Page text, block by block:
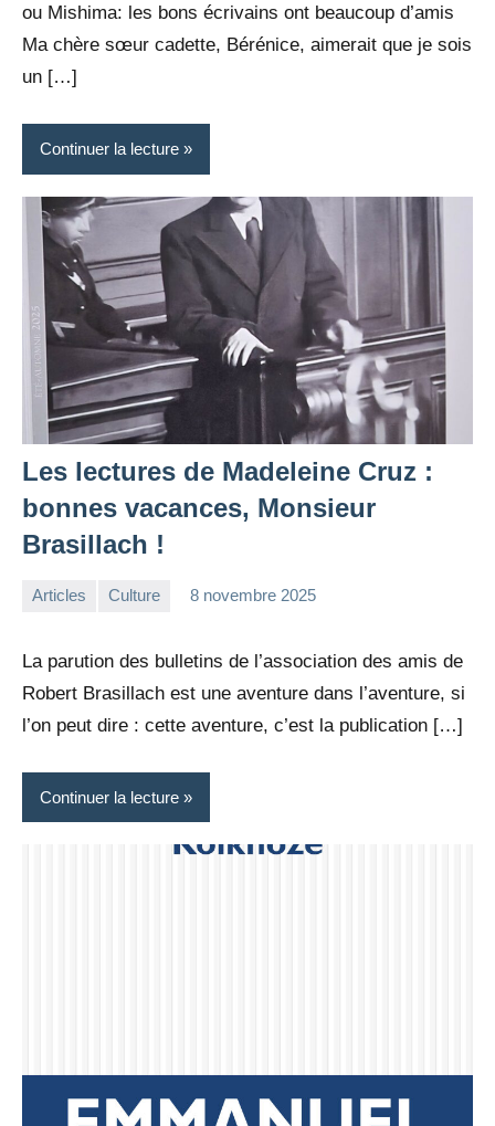
ou Mishima: les bons écrivains ont beaucoup d’amis
Ma chère sœur cadette, Bérénice, aimerait que je sois
un […]
Continuer la lecture
Les lectures de Madeleine Cruz :
bonnes vacances, Monsieur
Brasillach !
Articles Culture 8 novembre 2025
La parution des bulletins de l’association des amis de
Robert Brasillach est une aventure dans l’aventure, si
l’on peut dire : cette aventure, c’est la publication […]
Continuer la lecture